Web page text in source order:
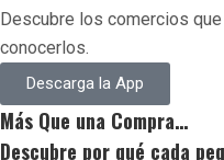
Descubre los comercios
conocerlos.
Descarga la App
Más Que una Compra…
Descubre por qué cada